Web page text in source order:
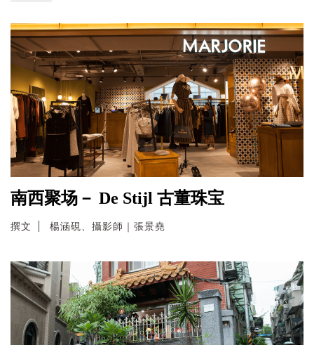
南西聚场－ De Stijl 古董珠宝
撰文 楊涵硯、攝影師｜張景堯